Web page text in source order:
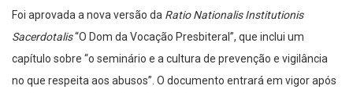
Foi aprovada a nova versão da Ratio Nationalis Institutionis
Sacerdotalis“O Dom da Vocação Presbiteral”, que inclui um
capítulo sobre “o seminário e a cultura de prevenção e vigilância
no que respeita aos abusos”. O documento entrará em vigor após